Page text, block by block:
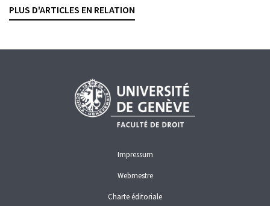
PLUS D'ARTICLES EN RELATION
Impressum
Webmestre
Charte éditoriale